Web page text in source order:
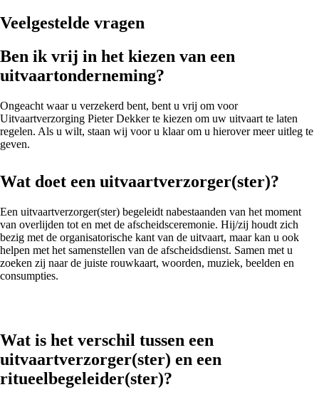
Veelgestelde vragen
Ben ik vrij in het kiezen van een
uitvaartonderneming?
Ongeacht waar u verzekerd bent, bent u vrij om voor
Uitvaartverzorging Pieter Dekker te kiezen om uw uitvaart te laten
regelen. Als u wilt, staan wij voor u klaar om u hierover meer uitleg te
geven.
Wat doet een uitvaartverzorger(ster)?
Een uitvaartverzorger(ster) begeleidt nabestaanden van het moment
van overlijden tot en met de afscheidsceremonie. Hij/zij houdt zich
bezig met de organisatorische kant van de uitvaart, maar kan u ook
helpen met het samenstellen van de afscheidsdienst. Samen met u
zoeken zij naar de juiste rouwkaart, woorden, muziek, beelden en
consumpties.
Wat is het verschil tussen een
uitvaartverzorger(ster) en een
ritueelbegeleider(ster)?